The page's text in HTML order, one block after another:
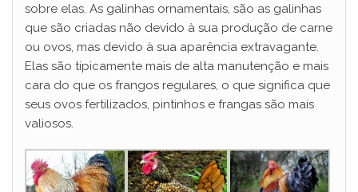
sobre elas. As galinhas ornamentais, são as galinhas
que são criadas não devido à sua produção de carne
ou ovos, mas devido à sua aparência extravagante.
Elas são tipicamente mais de alta manutenção e mais
cara do que os frangos regulares, o que significa que
seus ovos fertilizados, pintinhos e frangas são mais
valiosos.